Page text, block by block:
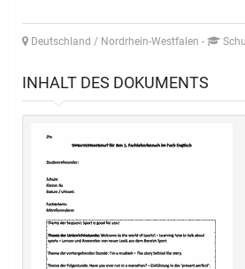
Deutschland / Nordrhein-Westfalen -
INHALT DES DOKUMENTS